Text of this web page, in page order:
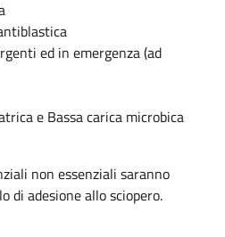
ed in emergenza (ad
e Bassa carica microbica
non essenziali saranno
di adesione allo sciopero.